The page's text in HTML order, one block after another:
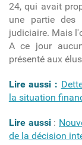
24, qui avait
une partie
judiciaire. Mais
A ce jour
présenté aux
Lire aussi :
la situation
Lire aussi :
de la décision